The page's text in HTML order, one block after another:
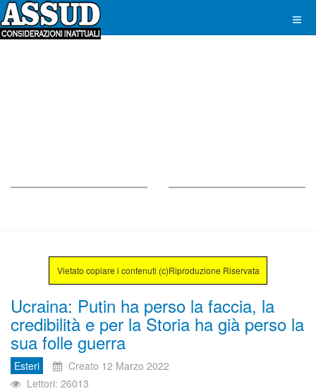
Vietato copiare i contenuti (c)Riproduzione Riservata
Ucraina: Putin ha perso la faccia, la
credibilità e per la Storia ha già perso la
sua folle guerra
Esteri
Creato 12 Marzo 2022
Lettori: 26013